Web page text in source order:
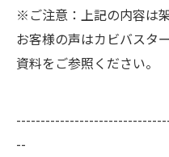
※ご注意：上記の内容は
お客様の声はカビバスタ
資料をご参照ください。
--